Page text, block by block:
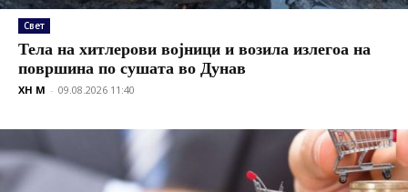
Свет
Тела на хитлерови војници и возила излегоа на
површина по сушата во Дунав
XH M - 09.08.2026 11:40